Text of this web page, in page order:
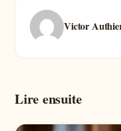
Victor
Lire ensuite